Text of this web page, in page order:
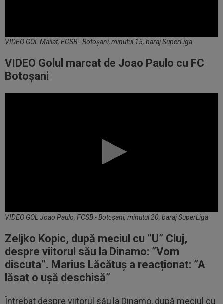
VIDEO GOL Mailat, FCSB - Botoșani, minutul 15, baraj SuperLiga
VIDEO Golul marcat de Joao Paulo cu FC
Botoșani
VIDEO GOL Joao Paulo, FCSB - Botoșani, minutul 20, baraj SuperLiga
Zeljko Kopic, după meciul cu ”U” Cluj,
despre viitorul său la Dinamo: ”Vom
discuta”. Marius Lăcătuș a reacționat: ”A
lăsat o ușă deschisă”
Întrebat despre viitorul său la Dinamo, după meciul cu